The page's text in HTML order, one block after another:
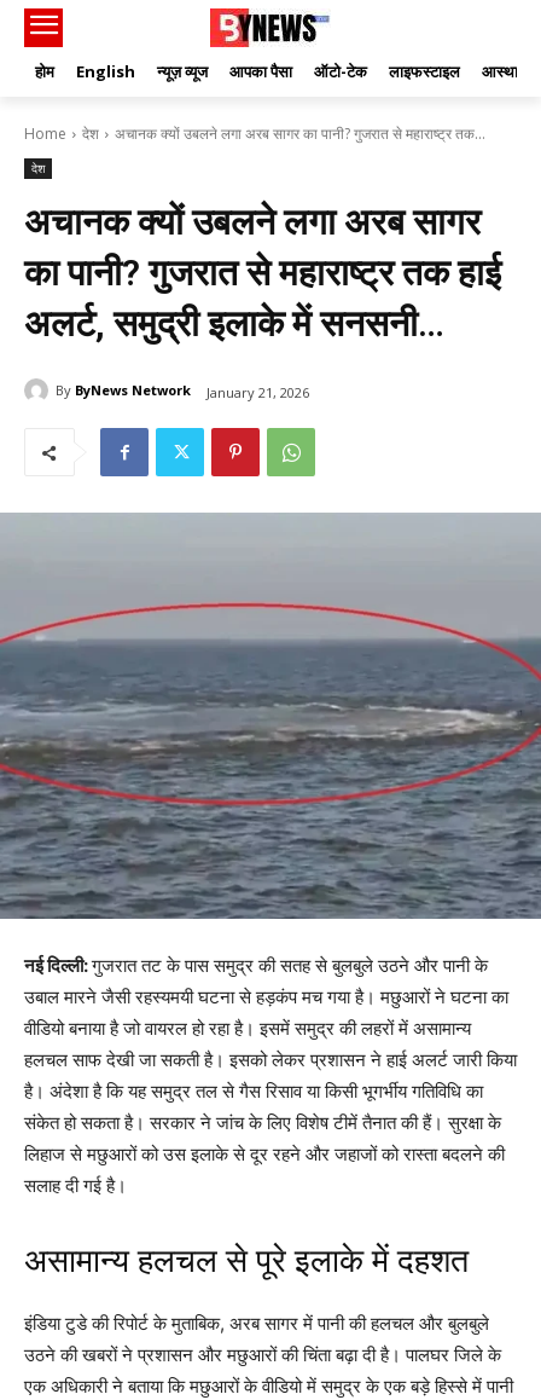
होम English न्यूज़ व्यूज आपका पैसा ऑटो-टेक लाइफस्टाइल आस्था
Home देश अचानक क्यों उबलने लगा अरब सागर का पानी? गुजरात से महाराष्ट्र तक...
देश
अचानक क्यों उबलने लगा अरब सागर
का पानी? गुजरात से महाराष्ट्र तक हाई
अलर्ट, समुद्री इलाके में सनसनी…
By ByNews Network January 21, 2026
नई दिल्ली:गुजरात तट के पास समुद्र की सतह से बुलबुले उठने और पानी के
उबाल मारने जैसी रहस्यमयी घटना से हड़कंप मच गया है। मछुआरों ने घटना का
वीडियो बनाया है जो वायरल हो रहा है। इसमें समुद्र की लहरों में असामान्य
हलचल साफ देखी जा सकती है। इसको लेकर प्रशासन ने हाई अलर्ट जारी किया
है। अंदेशा है कि यह समुद्र तल से गैस रिसाव या किसी भूगर्भीय गतिविधि का
संकेत हो सकता है। सरकार ने जांच के लिए विशेष टीमें तैनात की हैं। सुरक्षा के
लिहाज से मछुआरों को उस इलाके से दूर रहने और जहाजों को रास्ता बदलने की
सलाह दी गई है।
असामान्य हलचल से पूरे इलाके में दहशत
इंडिया टुडे की रिपोर्ट के मुताबिक, अरब सागर में पानी की हलचल और बुलबुले
उठने की खबरों ने प्रशासन और मछुआरों की चिंता बढ़ा दी है। पालघर जिले के
एक अधिकारी ने बताया कि मछुआरों के वीडियो में समुद्र के एक बड़े हिस्से में पानी